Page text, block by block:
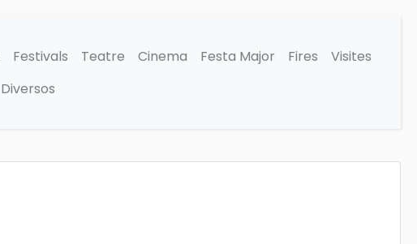
Festivals Teatre Cinema Festa Major Fires
Visites
Diversos